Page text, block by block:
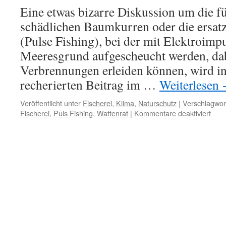
Eine etwas bizarre Diskussion um die
schädlichen Baumkurren oder die
(Pulse Fishing), bei der mit
Meeresgrund aufgescheucht werden,
Verbrennungen erleiden können, wird
recherierten Beitrag im … Weiterlesen
Veröffentlicht unter Fischerei, Klima, Naturschutz |
Fischerei, Puls Fishing, Wattenrat | Kommentare deaktiviertfür